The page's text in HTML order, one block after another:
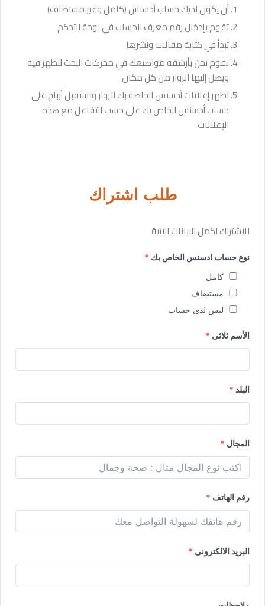
أن يكون لديك حساب أدسنس (كامل وغير مستضاف)
تقوم بإدخال رقم معرف الحساب في لوحة التحكم
تبدأ في كتابة مقالات ونشرها
نقوم نحن بأرشفة مواضيعك في محركات البحث لتظهر فيه
ويصل إليها الزوار من كل مكان
تظهر إعلانات أدسنس الخاصة بك للزوار وتستقبل أرباح على
حساب أدسنس الخاص بك على حسب التفاعل مع هذه
الإعلانات
طلب اشتراك
للاشتراك اكمل البيانات الاتية
نوع حساب ادسنس الخاص بك *
كامل
مستضاف
ليس لدى حساب
الأسم ثلاثى *
البلد *
المجال *
رقم الهاتف *
البريد الالكترونى *